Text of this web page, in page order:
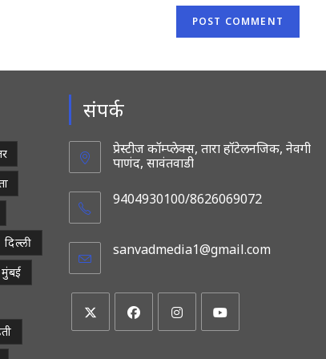
दिल्ली
संपर्क
प्रेस्टीज कॉम्प्लेक्स, तारा हॉटेलनजिक, नेवगी
पाणंद, सावंतवाडी
9404930100/8626069072
sanvadmedia1@gmail.com